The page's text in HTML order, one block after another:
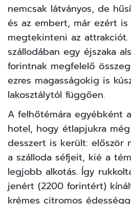
nemcsak látványos, de
és az embert, már ezért
megtekinteni az
szállodában egy éjszaka
forintnak megfelelő
ezres magasságokig is
lakosztálytól függően.
A felhőtémára egyébként
hotel, hogy étlapjukra
desszert is került: először
a szálloda séfjeit, kié a
legjobb alkotás. Így
jenért (2200 forintért)
krémes citromos